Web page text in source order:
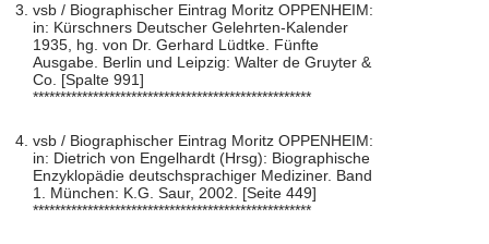
vsb / Biographischer Eintrag Moritz OPPENHEIM:
in: Kürschners Deutscher Gelehrten-Kalender
1935, hg. von Dr. Gerhard Lüdtke. Fünfte
Ausgabe. Berlin und Leipzig: Walter de Gruyter &
Co. [Spalte 991]
***************************************************
vsb / Biographischer Eintrag Moritz OPPENHEIM:
in: Dietrich von Engelhardt (Hrsg): Biographische
Enzyklopädie deutschsprachiger Mediziner. Band
1. München: K.G. Saur, 2002. [Seite 449]
***************************************************